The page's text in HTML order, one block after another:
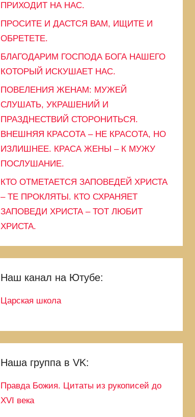
ПРИХОДИТ НА НАС.
ПРОСИТЕ И ДАСТСЯ ВАМ, ИЩИТЕ И
ОБРЕТЕТЕ.
БЛАГОДАРИМ ГОСПОДА БОГА НАШЕГО
КОТОРЫЙ ИСКУШАЕТ НАС.
ПОВЕЛЕНИЯ ЖЕНАМ: МУЖЕЙ
СЛУШАТЬ, УКРАШЕНИЙ И
ПРАЗДНЕСТВИЙ СТОРОНИТЬСЯ.
ВНЕШНЯЯ КРАСОТА – НЕ КРАСОТА, НО
ИЗЛИШНЕЕ. КРАСА ЖЕНЫ – К МУЖУ
ПОСЛУШАНИЕ.
КТО ОТМЕТАЕТСЯ ЗАПОВЕДЕЙ ХРИСТА
– ТЕ ПРОКЛЯТЫ. КТО СХРАНЯЕТ
ЗАПОВЕДИ ХРИСТА – ТОТ ЛЮБИТ
ХРИСТА.
Наш канал на Ютубе:
Царская школа
Наша группа в VK:
Правда Божия. Цитаты из рукописей до
XVI века